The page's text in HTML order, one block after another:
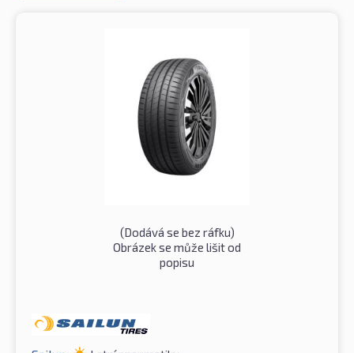
(Dodává se bez ráfku)
Obrázek se může lišit od
popisu